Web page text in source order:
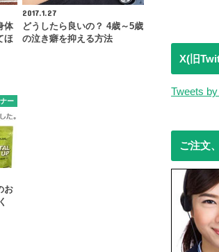
体
ほ
2017.1.27
どうしたら良いの？ 4歳～5歳
の泣き癖を抑える方法
ー
お
X(旧
Tweets
ご注文